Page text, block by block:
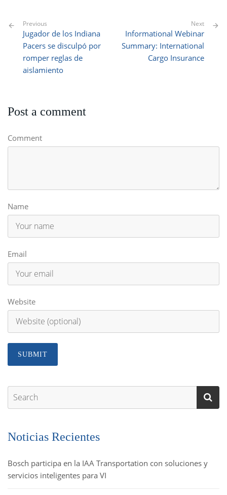
Previous
Jugador de los Indiana
Pacers se disculpó por
romper reglas de
aislamiento
Next
Informational Webinar
Summary: International
Cargo Insurance
Post a comment
Comment
Name
Email
Website
Noticias Recientes
Bosch participa en la IAA Transportation con soluciones y
servicios inteligentes para VI